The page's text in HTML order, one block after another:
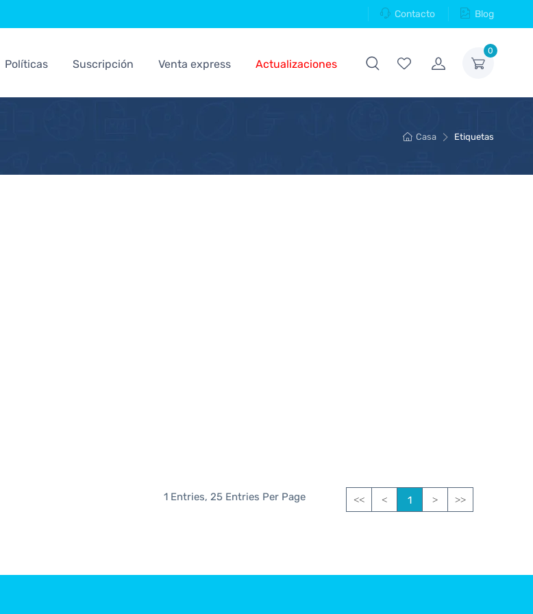
Contacto Blog
0
Políticas Suscripción Venta express Actualizaciones
Casa Etiquetas
1 Entries, 25 Entries Per Page << < 1 > >>